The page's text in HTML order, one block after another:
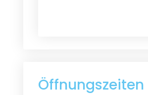
Öffnungszeiten